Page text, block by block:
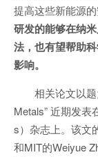
提高这些新能源
研发的能够在纳
法，也有望帮助
影响。
相关论文以
Metals” 近期发表
s）杂志上。该文
和MIT的Weiyue